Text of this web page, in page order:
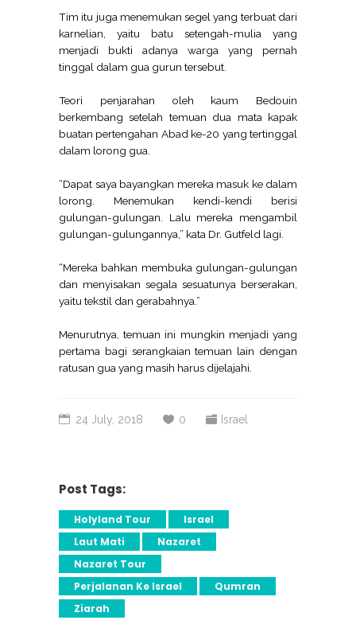
Tim itu juga menemukan segel yang terbuat dari
karnelian, yaitu batu setengah-mulia yang
menjadi bukti adanya warga yang pernah
tinggal dalam gua gurun tersebut.
Teori penjarahan oleh kaum Bedouin
berkembang setelah temuan dua mata kapak
buatan pertengahan Abad ke-20 yang tertinggal
dalam lorong gua.
“Dapat saya bayangkan mereka masuk ke dalam
lorong. Menemukan kendi-kendi berisi
gulungan-gulungan. Lalu mereka mengambil
gulungan-gulungannya,” kata Dr. Gutfeld lagi.
“Mereka bahkan membuka gulungan-gulungan
dan menyisakan segala sesuatunya berserakan,
yaitu tekstil dan gerabahnya.”
Menurutnya, temuan ini mungkin menjadi yang
pertama bagi serangkaian temuan lain dengan
ratusan gua yang masih harus dijelajahi.
24 July, 2018 0 Israel
Post Tags:
Holyland Tour
Israel
Laut Mati
Nazaret
Nazaret Tour
Perjalanan Ke Israel
Qumran
Ziarah